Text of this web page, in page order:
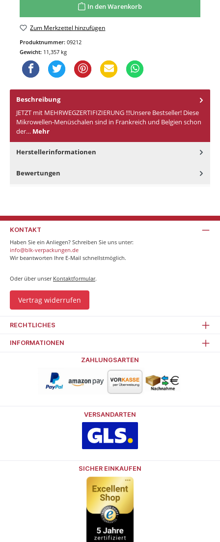
In den Warenkorb
Zum Merkzettel hinzufügen
Produktnummer: 09212
Gewicht: 11,357 kg
Beschreibung
JETZT mit MEHRWEGZERTIFIZIERUNG !!!Unsere Bestseller! Diese
Mikrowellen-Menüschalen sind in Frankreich und Belgien schon
der… Mehr
Herstellerinformationen
Bewertungen
KONTAKT
Haben Sie ein Anliegen? Schreiben Sie uns unter:
info@blk-verpackungen.de
Wir beantworten Ihre E-Mail schnellstmöglich.
Oder über unser Kontaktformular.
Vertrag widerrufen
RECHTLICHES
INFORMATIONEN
ZAHLUNGSARTEN
VERSANDARTEN
SICHER EINKAUFEN